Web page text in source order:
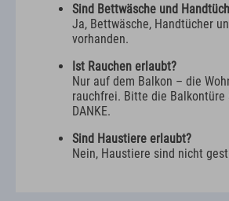
Sind Bettwäsche und
Ja, Bettwäsche, Handtücher
vorhanden.
Ist Rauchen erlaubt?
Nur auf dem Balkon – die
rauchfrei. Bitte die Balkontüre
DANKE.
Sind Haustiere erlaubt?
Nein, Haustiere sind nicht